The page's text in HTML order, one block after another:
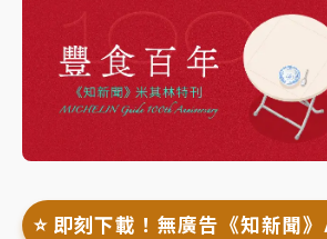
⭐️ 即刻下載！無廣告《知新聞